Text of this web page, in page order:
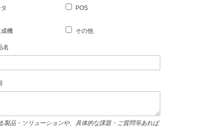
POS
機 その他
名
製品・ソリューションや、具体的な課題・ご質問等あれば